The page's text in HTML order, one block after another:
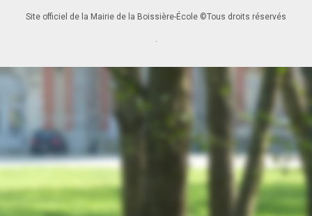
Site officiel de la Mairie de la Boissière-École ©Tous droits réservés